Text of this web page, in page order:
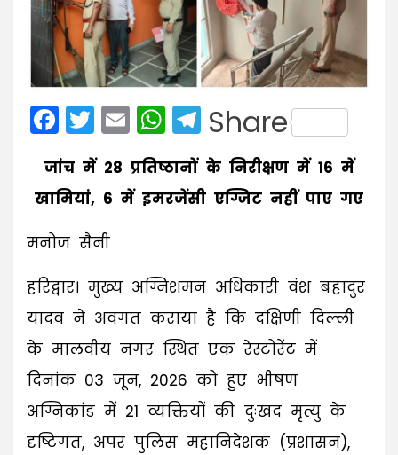
Facebook
Twitter
EmailWhatsApp
Telegram
Share
जांच में 28 प्रतिष्ठानों के निरीक्षण में 16 में
खामियां, 6 में इमरजेंसी एग्जिट नहीं पाए गए
मनोज सैनी
हरिद्वार। मुख्य अग्निशमन अधिकारी वंश बहादुर
यादव ने अवगत कराया है कि दक्षिणी दिल्ली
के मालवीय नगर स्थित एक रेस्टोरेंट में
दिनांक 03 जून, 2026 को हुए भीषण
अग्निकांड में 21 व्यक्तियों की दुःखद मृत्यु के
दृष्टिगत, अपर पुलिस महानिदेशक (प्रशासन),